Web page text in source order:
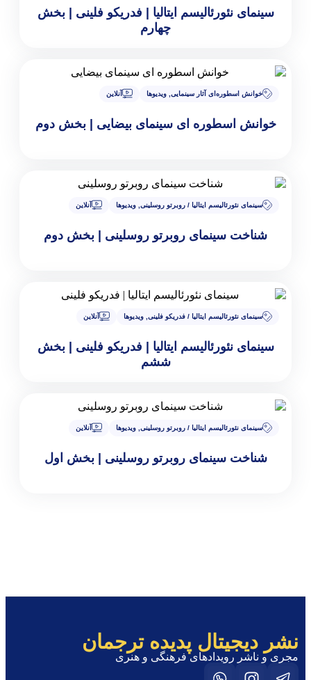
ایتالیا | فدریکو فلینی | بخش
آثار سینمایی,ویدیوها آنلاین
ای سینمای بیضایی | بخش دوم
ایتالیا / روبرتو روسلینی,ویدیوها آنلاین
روبرتو روسلینی | بخش دوم
ایتالیا / فدریکو فلینی ,ویدیوها آنلاین
ایتالیا | فدریکو فلینی | بخش
ایتالیا / روبرتو روسلینی,ویدیوها آنلاین
روبرتو روسلینی | بخش اول
پدیده ترجمان
فرهنگی و هنری